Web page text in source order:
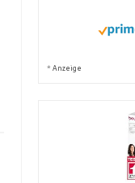
* Anzeige